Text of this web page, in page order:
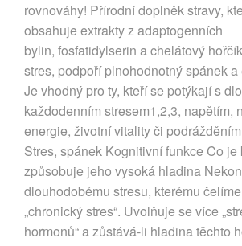
rovnováhy! Přírodní doplněk stravy,
obsahuje extrakty z adaptogenních
bylin, fosfatidylserin a chelátový
stres, podpoří plnohodnotný spánek
Je vhodný pro ty, kteří se potýkají s
každodenním stresem1,2,3, napětím,
energie, životní vitality či
Stres, spánek Kognitivní funkce Co je
způsobuje jeho vysoká hladina
dlouhodobému stresu, kterému
„chronický stres“. Uvolňuje se více
hormonů“ a zůstává-li hladina těchto